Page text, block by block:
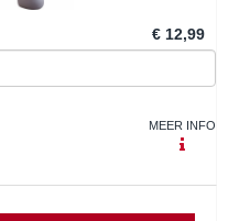
€ 12,99
MEER INFO